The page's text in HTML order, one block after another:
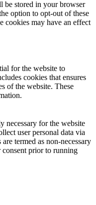
be stored in your browser
option to opt-out of these
cookies may have an effect
for the website to
cookies that ensures
of the website. These
necessary for the website
user personal data via
termed as non-necessary
consent prior to running